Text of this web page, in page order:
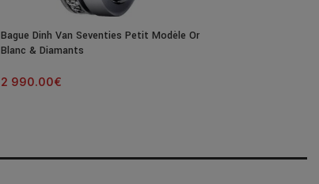
Bague Dinh Van Seventies Petit Modèle Or
Blanc & Diamants
2 990.00€